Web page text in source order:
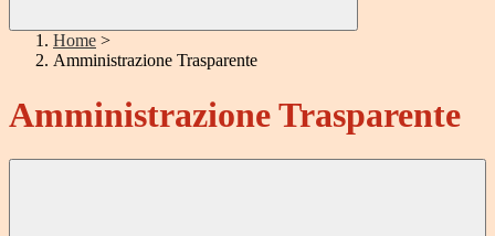
Home >
Amministrazione Trasparente
Amministrazione Trasparente